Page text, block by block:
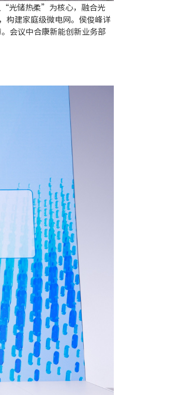
“光储热柔”为核心，融合光
构建家庭级微电网。侯俊峰详
会议中合康新能创新业务部